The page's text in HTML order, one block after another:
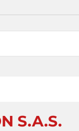
S.A.S.